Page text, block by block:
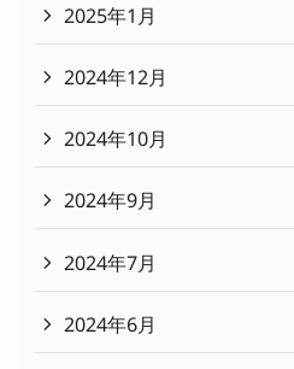
2025年1月
2024年12月
2024年10月
2024年9月
2024年7月
2024年6月